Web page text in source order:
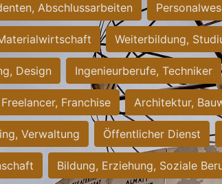
Abschlussarbeiten
Weiterbildung,
Design Ingenieurberufe, Techniker
Franchise Architektur,
Verwaltung Öffentlicher Dienst
Bildung, Erziehung, Soziale